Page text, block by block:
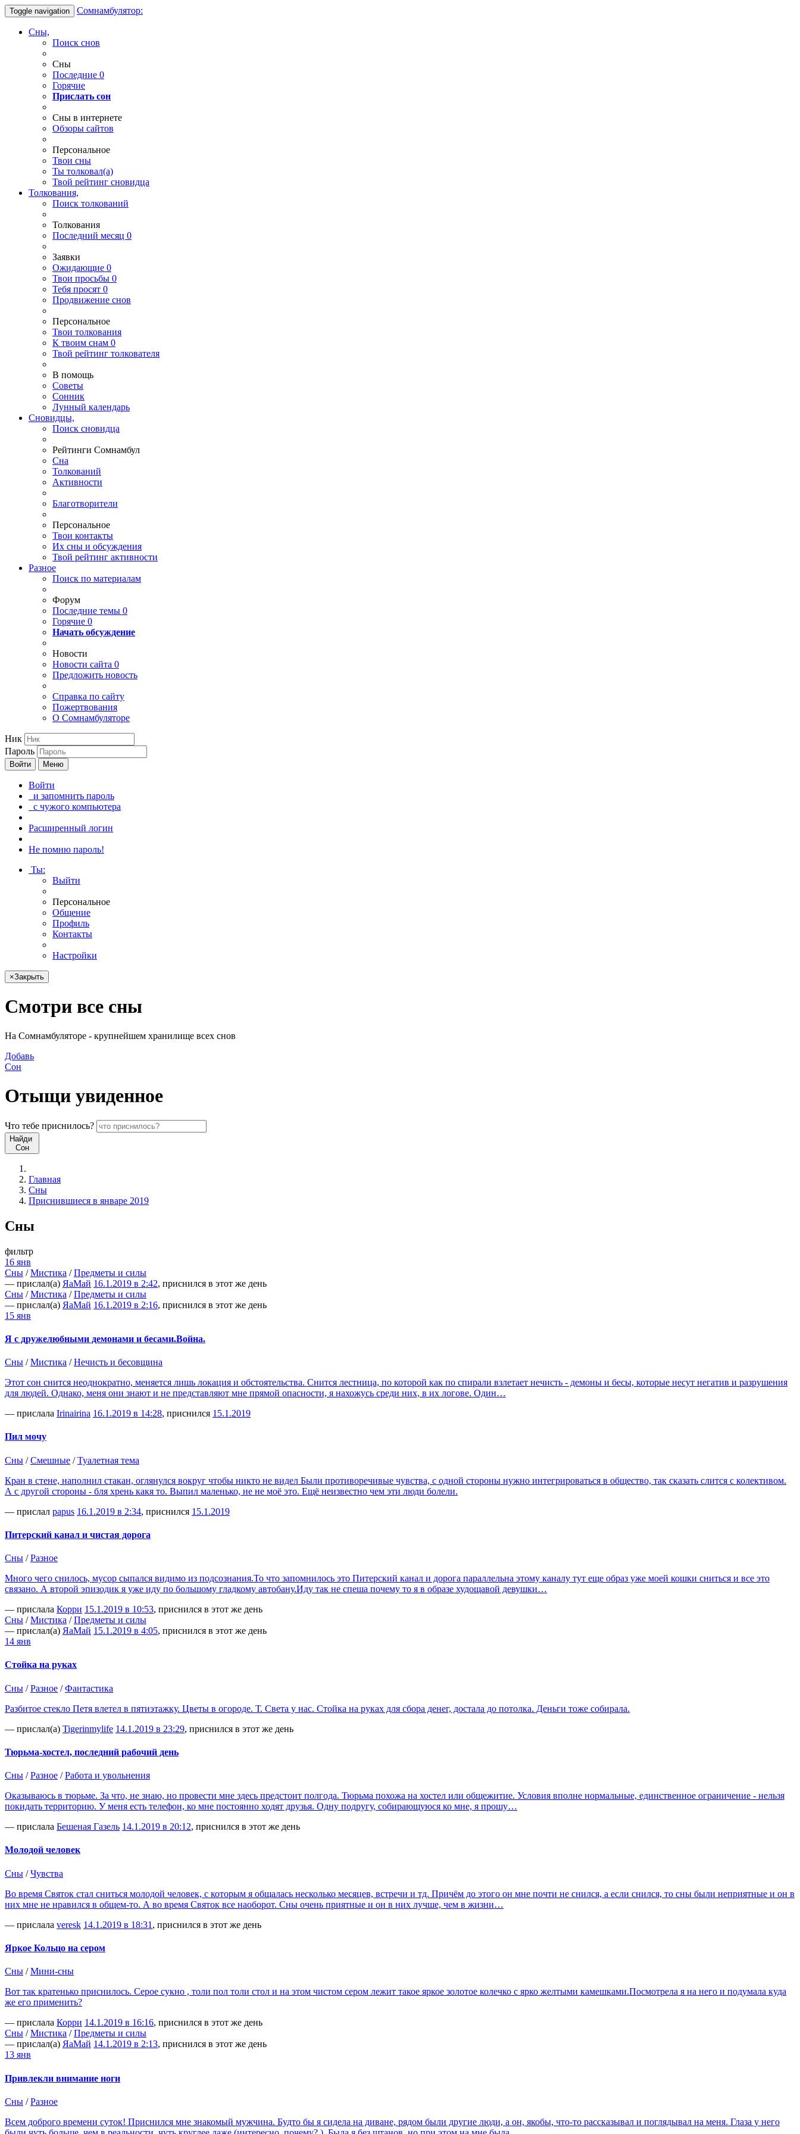
Toggle navigation Сомнамбулятор:
Сны,
Поиск снов
Сны
Последние 0
Горячие
Прислать сон
Сны в интернете
Обзоры сайтов
Персональное
Твои сны
Ты толковал(а)
Твой рейтинг сновидца
Толкования,
Поиск толкований
Толкования
Последний месяц 0
Заявки
Ожидающие 0
Твои просьбы 0
Тебя просят 0
Продвижение снов
Персональное
Твои толкования
К твоим снам 0
Твой рейтинг толкователя
В помощь
Советы
Сонник
Лунный календарь
Сновидцы,
Поиск сновидца
Рейтинги Сомнамбул
Сна
Толкований
Активности
Благотворители
Персональное
Твои контакты
Их сны и обсуждения
Твой рейтинг активности
Разное
Поиск по материалам
Форум
Последние темы 0
Горячие 0
Начать обсуждение
Новости
Новости сайта 0
Предложить новость
Справка по сайту
Пожертвования
О Сомнамбуляторе
Ник
Пароль
Войти Меню
Войти
и запомнить пароль
с чужого компьютера
Расширенный логин
Не помню пароль!
Ты:
Выйти
Персональное
Общение
Профиль
Контакты
Настройки
×Закрыть
Смотри все сны
На Сомнамбуляторе - крупнейшем хранилище всех снов
Добавь
Сон
Отыщи увиденное
Что тебе приснилось?
Найди
Сон
Главная
Сны
Приснившиеся в январе 2019
Сны
фильтр
16 янв
Сны /Мистика /Предметы и силы
— прислал(а) ЯаМай 16.1.2019 в 2:42, приснился в этот же день
Сны /Мистика /Предметы и силы
— прислал(а) ЯаМай 16.1.2019 в 2:16, приснился в этот же день
15 янв
Я с дружелюбными демонами и бесами.Война.
Сны /Мистика /Нечисть и бесовщина
Этот сон снится неоднократно, меняется лишь локация и обстоятельства. Снится лестница, по которой как по спирали взлетает нечисть - демоны и бесы, которые несут негатив и разрушения
для людей. Однако, меня они знают и не представляют мне прямой опасности, я нахожусь среди них, в их логове. Один…
— прислала Irinairina 16.1.2019 в 14:28, приснился 15.1.2019
Пил мочу
Сны /Смешные /Туалетная тема
Кран в стене, наполнил стакан, оглянулся вокруг чтобы никто не видел Были противоречивые чувства, с одной стороны нужно интегрироваться в общество, так сказать слится с колективом.
А с другой стороны - бля хрень какя то. Выпил маленько, не не моё это. Ещё неизвестно чем эти люди болели.
— прислал papus 16.1.2019 в 2:34, приснился 15.1.2019
Питерский канал и чистая дорога
Сны /Разное
Много чего снилось, мусор сыпался видимо из подсознания.То что запомнилось это Питерский канал и дорога параллельна этому каналу тут еще образ уже моей кошки сниться и все это
связано. А второй эпизодик я уже иду по большому гладкому автобану.Иду так не спеша почему то я в образе худощавой девушки…
— прислала Корри 15.1.2019 в 10:53, приснился в этот же день
Сны /Мистика /Предметы и силы
— прислал(а) ЯаМай 15.1.2019 в 4:05, приснился в этот же день
14 янв
Стойка на руках
Сны /Разное /Фантастика
Разбитое стекло Петя влетел в пятиэтажку. Цветы в огороде. Т. Света у нас. Стойка на руках для сбора денег, достала до потолка. Деньги тоже собирала.
— прислал(а) Tigerinmylife 14.1.2019 в 23:29, приснился в этот же день
Тюрьма-хостел, последний рабочий день
Сны /Разное /Работа и увольнения
Оказываюсь в тюрьме. За что, не знаю, но провести мне здесь предстоит полгода. Тюрьма похожа на хостел или общежитие. Условия вполне нормальные, единственное ограничение - нельзя
покидать территорию. У меня есть телефон, ко мне постоянно ходят друзья. Одну подругу, собирающуюся ко мне, я прошу…
— прислала Бешеная Газель 14.1.2019 в 20:12, приснился в этот же день
Молодой человек
Сны /Чувства
Во время Святок стал сниться молодой человек, с которым я общалась несколько месяцев, встречи и тд. Причём до этого он мне почти не снился, а если снился, то сны были неприятные и он в
них мне не нравился в общем-то. А во время Святок все наоборот. Сны очень приятные и он в них лучше, чем в жизни…
— прислала veresk 14.1.2019 в 18:31 , приснился в этот же день
Яркое Кольцо на сером
Сны /Мини-сны
Вот так кратенько приснилось. Серое сукно , толи пол толи стол и на этом чистом сером лежит такое яркое золотое колечко с ярко желтыми камешками.Посмотрела я на него и подумала куда
же его применить?
— прислала Корри 14.1.2019 в 16:16, приснился в этот же день
Сны /Мистика /Предметы и силы
— прислал(а) ЯаМай 14.1.2019 в 2:13, приснился в этот же день
13 янв
Привлекли внимание ноги
Сны /Разное
Всем доброго времени суток! Приснился мне знакомый мужчина. Будто бы я сидела на диване, рядом были другие люди, а он, якобы, что-то рассказывал и поглядывал на меня. Глаза у него